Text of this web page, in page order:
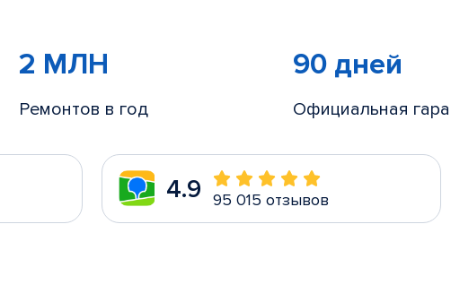
2 МЛН
Ремонтов в год
90 дней
Официальная
4.9 95 015 отзывов